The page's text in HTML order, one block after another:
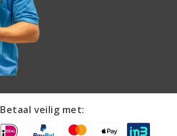
Betaal veilig met: